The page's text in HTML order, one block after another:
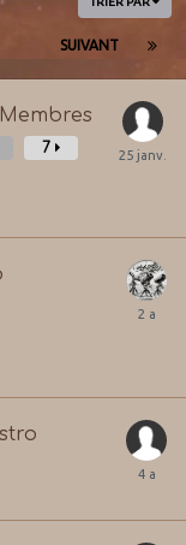
SUIVANT
7